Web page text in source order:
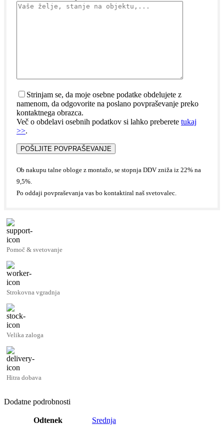
Strinjam se, da moje osebne podatke obdelujete z
namenom, da odgovorite na poslano povpraševanje preko
kontaktnega obrazca.
Več o obdelavi osebnih podatkov si lahko preberete tukaj
>>.
Ob nakupu talne obloge z montažo, se stopnja DDV zniža iz 22% na
9,5%.
Po oddaji povpraševanja vas bo kontaktiral naš svetovalec.
Pomoč & svetovanje
Strokovna vgradnja
Velika zaloga
Hitra dobava
Dodatne podrobnosti
Odtenek Srednja